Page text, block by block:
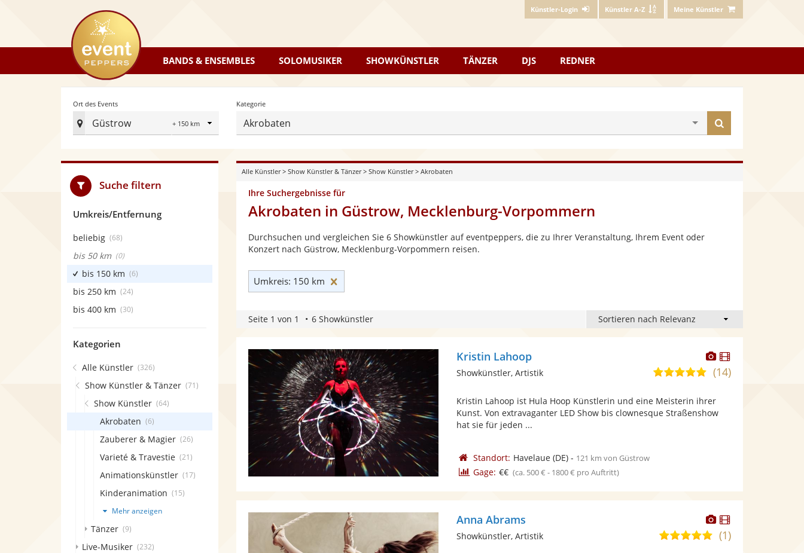
Künstler-Login Künstler A-Z Meine Künstler
eventpeppers
BANDS & ENSEMBLES SOLOMUSIKER SHOWKÜNSTLER TÄNZER DJS REDNER
Ort des Events
Güstrow
Radius
Ort
Events
festlegen
Kategorie
Akrobaten
finden
Alle Künstler> Show Künstler & Tänzer> Show Künstler> Akrobaten
Ihre Suchergebnisse für
Akrobaten in Güstrow, Mecklenburg-Vorpommern
Durchsuchen und vergleichen Sie 6 Showkünstler auf eventpeppers, die zu Ihrer Veranstaltung, Ihrem Event oder
Konzert nach Güstrow, Mecklenburg-Vorpommern reisen.
Umkreis: 150 km
Seite 1 von 1 6 Showkünstler
Dieser
Künstler
stellt
Dieser
Künstler
Kristin Lahoop
4,9
5
Sternen
(14)
Showkünstler, Artistik
Kristin Lahoop ist Hula Hoop Künstlerin und eine Meisterin ihrer
Kunst. Von extravaganter LED Show bis clownesque Straßenshow
hat sie für jeden ...
Standort: Havelaue(DE)- 121 km von Güstrow
Gage: €€ (ca. 500 € - 1800 € pro Auftritt)
Dieser
Künstler
stellt
Dieser
Künstler
Anna Abrams
5,0(1)
Showkünstler, Artistik
Suche filtern
Umkreis/Entfernung
beliebig (68)
bis 50 km (0)
bis 150 km (6)
bis 250 km (24)
bis 400 km (30)
Kategorien
Alle Künstler (326)
Show Künstler & Tänzer (71)
Show Künstler (64)
Akrobaten (6)
Zauberer & Magier (26)
Varieté & Travestie (21)
Animationskünstler (17)
Kinderanimation (15)
Mehr anzeigen
Tänzer (9)
Live-Musiker (232)